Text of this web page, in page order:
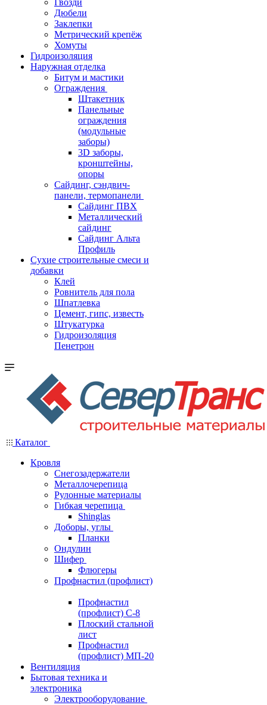
Гвозди
Дюбели
Заклепки
Метрический крепёж
Хомуты
Гидроизоляция
Наружная отделка
Битум и мастики
Ограждения
Штакетник
Панельные
ограждения
(модульные
заборы)
3D заборы,
кронштейны,
опоры
Cайдинг, сэндвич-
панели, термопанели
Сайдинг ПВХ
Металлический
сайдинг
Сайдинг Альта
Профиль
Сухие строительные смеси и
добавки
Клей
Ровнитель для пола
Шпатлевка
Цемент, гипс, известь
Штукатурка
Гидроизоляция
Пенетрон
Каталог
Кровля
Снегозадержатели
Металлочерепица
Рулонные материалы
Гибкая черепица
Shinglas
Доборы, углы
Планки
Ондулин
Шифер
Флюгеры
Профнастил (профлист)
Профнастил
(профлист) С-8
Плоский стальной
лист
Профнастил
(профлист) МП-20
Вентиляция
Бытовая техника и
электроника
Электрооборудование